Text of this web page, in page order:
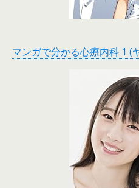
マンガで分かる心療内科 1 (